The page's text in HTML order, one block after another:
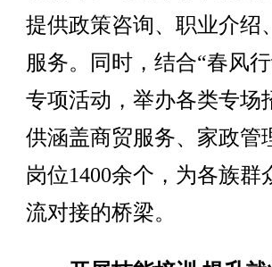
提供政策咨询、职业介绍
服务。同时，结合“春风
专项活动，举办各类专场
供涵盖商贸服务、家政管
岗位1400余个，为各族
流对接的桥梁。